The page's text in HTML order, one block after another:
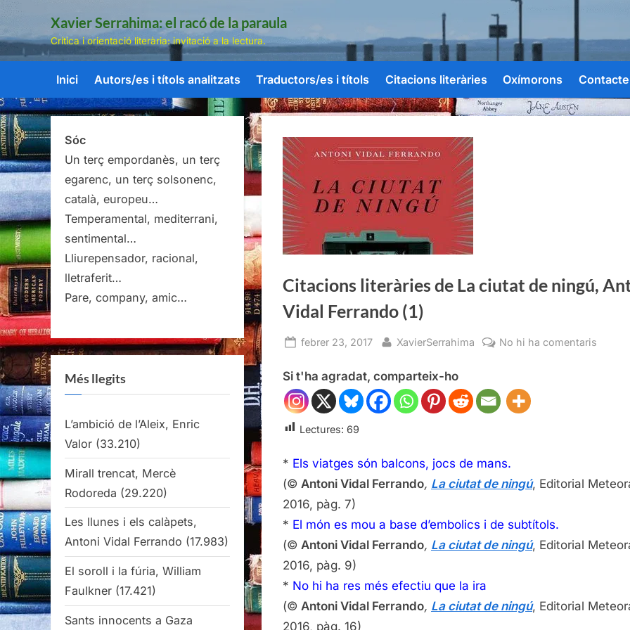
Skip
content
Xavier Serrahima: el racó de la paraula
Crítica i orientació literària: invitació a la lectura.
Inici Autors/es i títols analitzats Traductors/es i títols Citacions literàries Oxímorons Contacte
Citacions literàries de La ciutat de ningú,
Vidal Ferrando (1)
Posted
febrer 23, 2017 By
XavierSerrahima No hi ha comentaris
Antoni
Si t'ha agradat, comparteix-ho
Lectures: 69
* Els viatges són balcons, jocs de mans.
(© Antoni Vidal Ferrando, La ciutat de ningú, Editorial
2016, pàg. 7)
* El món es mou a base d’embolics i de subtítols.
(© Antoni Vidal Ferrando, La ciutat de ningú, Editorial
2016, pàg. 9)
* No hi ha res més efectiu que la ira
(© Antoni Vidal Ferrando, La ciutat de ningú, Editorial
2016, pàg. 16)
Sóc
Un terç empordanès, un terç
egarenc, un terç solsonenc,
català, europeu…
Temperamental, mediterrani,
sentimental…
Lliurepensador, racional,
lletraferit…
Pare, company, amic…
Més llegits
L’ambició de l’Aleix, Enric
Valor (33.210)
Mirall trencat, Mercè
Rodoreda (29.220)
Les llunes i els calàpets,
Antoni Vidal Ferrando (17.983)
El soroll i la fúria, William
Faulkner (17.421)
Sants innocents a Gaza